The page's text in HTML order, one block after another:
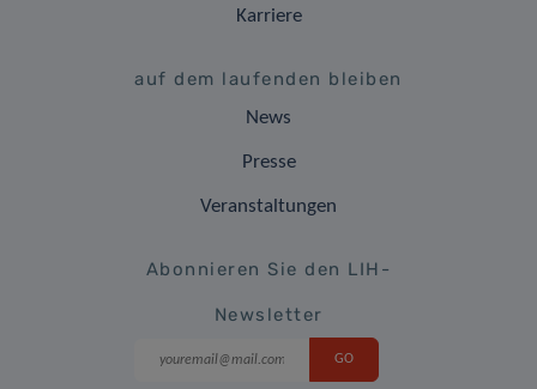
Karriere
auf dem laufenden bleiben
News
Presse
Veranstaltungen
Abonnieren Sie den LIH-
Newsletter